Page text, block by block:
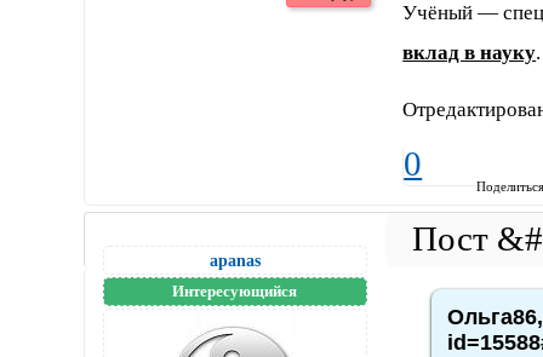
Учёный —
вклад в науку.
0
apanas
Интересующийся